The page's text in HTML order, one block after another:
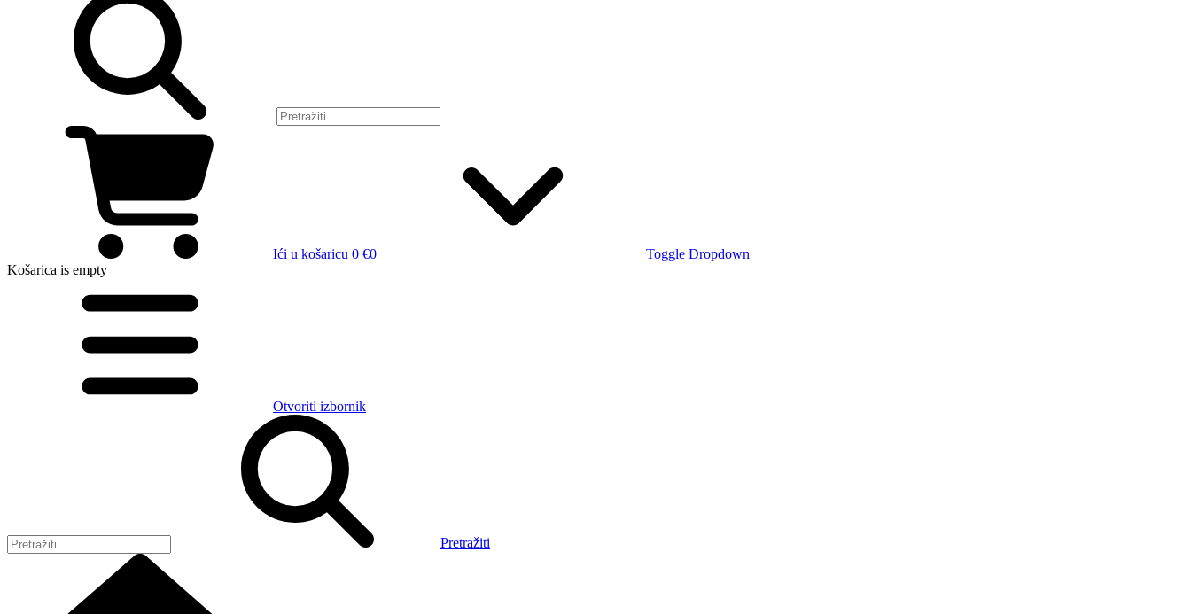
Ići u košaricu 0 €0
Toggle Dropdown
Košarica is empty
Otvoriti izbornik
Pretražiti